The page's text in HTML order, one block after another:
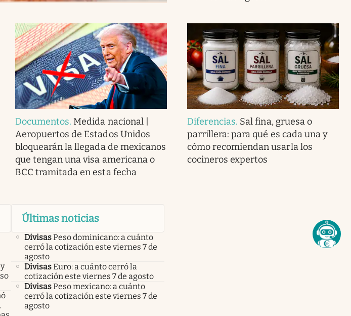
Documentos. Medida nacional |
Aeropuertos de Estados Unidos
bloquearán la llegada de mexicanos
que tengan una visa americana o
BCC tramitada en esta fecha
Diferencias. Sal fina, gruesa o
parrillera: para qué es cada una y
cómo recomiendan usarla los
cocineros expertos
Últimas noticias
DivisasPeso dominicano: a cuánto
cerró la cotización este viernes 7 de
agosto
DivisasEuro: a cuánto cerró la
cotización este viernes 7 de agosto
DivisasPeso mexicano: a cuánto
cerró la cotización este viernes 7 de
agosto